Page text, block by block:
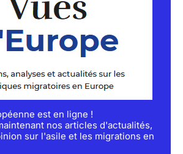
est en ligne !
nos articles d'actualités,
sur l'asile et les migrations en